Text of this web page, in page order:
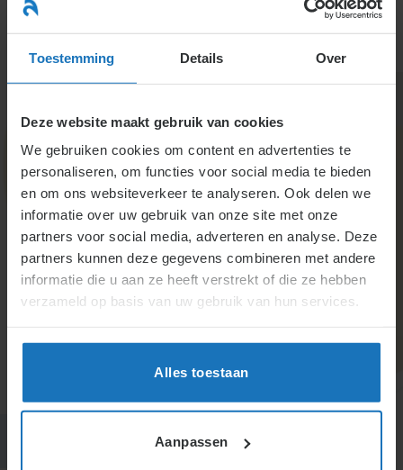
Toestemming Details Over
Deze website maakt gebruik van cookies
We gebruiken cookies om content en advertenties te
personaliseren, om functies voor social media te bieden
en om ons websiteverkeer te analyseren. Ook delen we
informatie over uw gebruik van onze site met onze
partners voor social media, adverteren en analyse. Deze
partners kunnen deze gegevens combineren met andere
informatie die u aan ze heeft verstrekt of die ze hebben
verzameld op basis van uw gebruik van hun services.
Alles toestaan
Aanpassen
naar
inhoud
4.5.4.2.a.
Vitaliteitsregeling
De inhouding van loonbelasting en bijzonderheden